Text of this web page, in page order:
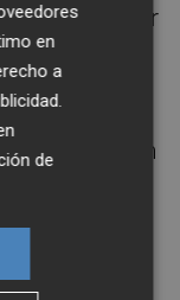
lo son por
por lo
sigue
sepan
en todo lo
próxima vez
decir
en
a
.
de